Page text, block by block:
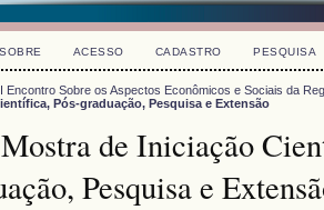
SOBRE ACESSO CADASTRO PESQUISA
Encontro Sobre os Aspectos Econômicos e Sociais da
Pós-graduação, Pesquisa e Extensão
de Iniciação
Pesquisa e